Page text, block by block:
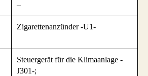
–
Zigarettenanzünder -U1-
Steuergerät für die Klimaanlage -
J301-;